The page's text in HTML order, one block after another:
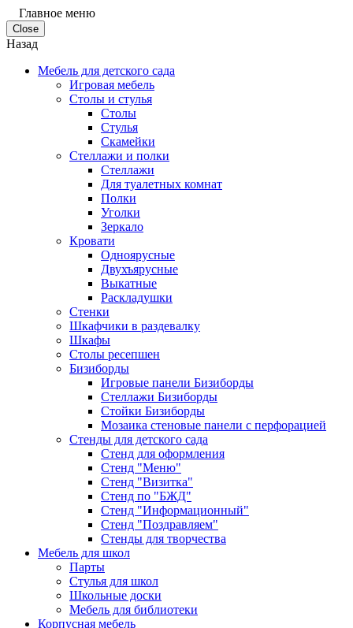
Главное меню
Close
Назад
Мебель для детского сада
Игровая мебель
Столы и стулья
Столы
Стулья
Скамейки
Стеллажи и полки
Стеллажи
Для туалетных комнат
Полки
Уголки
Зеркало
Кровати
Одноярусные
Двухъярусные
Выкатные
Раскладушки
Стенки
Шкафчики в раздевалку
Шкафы
Столы ресепшен
Бизиборды
Игровые панели Бизиборды
Стеллажи Бизиборды
Стойки Бизиборды
Мозаика стеновые панели с перфорацией
Стенды для детского сада
Стенд для оформления
Стенд "Меню"
Стенд "Визитка"
Стенд по "БЖД"
Стенд "Информационный"
Стенд "Поздравляем"
Стенды для творчества
Мебель для школ
Парты
Стулья для школ
Школьные доски
Мебель для библиотеки
Корпусная мебель